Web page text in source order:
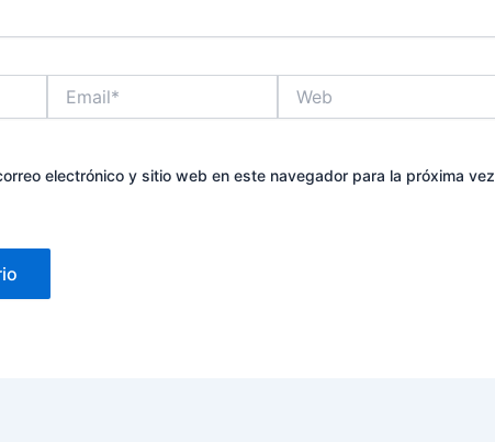
electrónico y sitio web en este navegador para la próxima vez